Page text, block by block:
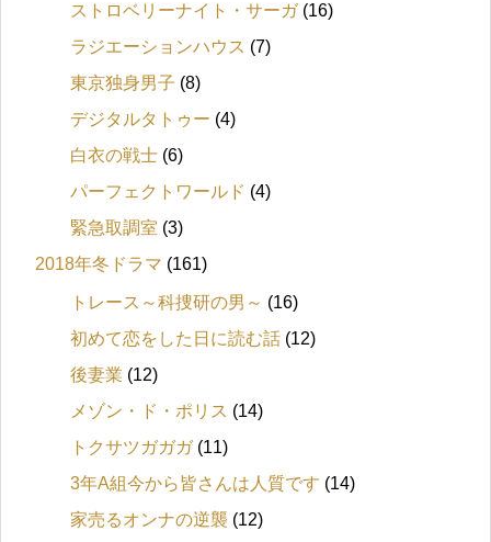
ストロベリーナイト・サーガ(16)
ラジエーションハウス (7)
東京独身男子 (8)
デジタルタトゥー (4)
白衣の戦士 (6)
パーフェクトワールド (4)
緊急取調室 (3)
2018年冬ドラマ (161)
トレース～科捜研の男～ (16)
初めて恋をした日に読む話 (12)
後妻業 (12)
メゾン・ド・ポリス (14)
トクサツガガガ(11)
3年A組今から皆さんは人質です (14)
家売るオンナの逆襲 (12)